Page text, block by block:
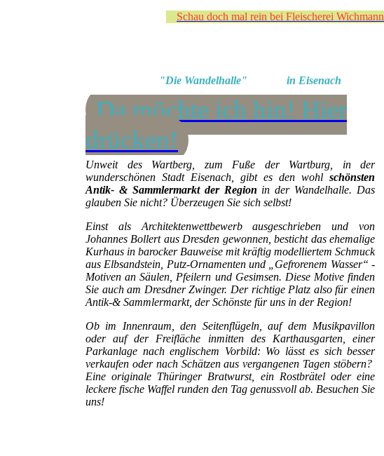
Schau doch mal rein bei Fleischerei Wichmann
"Die Wandelhalle" in Eisenach
Da möchte ich hin! Hier
drücken!
Unweit des Wartberg, zum Fuße der Wartburg, in der
wunderschönen Stadt Eisenach, gibt es den wohl schönsten
Antik- & Sammlermarkt der Region in der Wandelhalle. Das
glauben Sie nicht? Überzeugen Sie sich selbst!
Einst als Architektenwettbewerb ausgeschrieben und von
Johannes Bollert aus Dresden gewonnen, besticht das ehemalige
Kurhaus in barocker Bauweise mit kräftig modelliertem Schmuck
aus Elbsandstein, Putz-Ornamenten und „Gefrorenem Wasser“ -
Motiven an Säulen, Pfeilern und Gesimsen. Diese Motive finden
Sie auch am Dresdner Zwinger. Der richtige Platz also für einen
Antik-& Sammlermarkt, der Schönste für uns in der Region!
Ob im Innenraum, den Seitenflügeln, auf dem Musikpavillon
oder auf der Freifläche inmitten des Karthausgarten, einer
Parkanlage nach englischem Vorbild: Wo lässt es sich besser
verkaufen oder nach Schätzen aus vergangenen Tagen stöbern?
Eine originale Thüringer Bratwurst, ein Rostbrätel oder eine
leckere fische Waffel runden den Tag genussvoll ab. Besuchen Sie
uns!